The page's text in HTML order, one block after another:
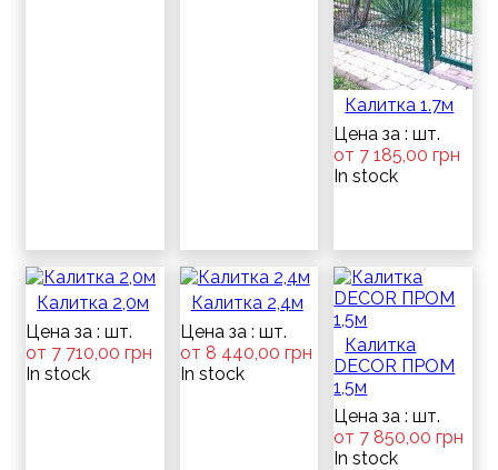
Калитка 1.7м
Цена за : шт.
от 7 185,00 грн
In stock
Калитка 2,0м
Цена за : шт.
от 7 710,00 грн
In stock
Калитка 2,4м
Цена за : шт.
от 8 440,00 грн
In stock
Калитка
DECOR ПРОМ
1,5м
Цена за : шт.
от 7 850,00 грн
In stock